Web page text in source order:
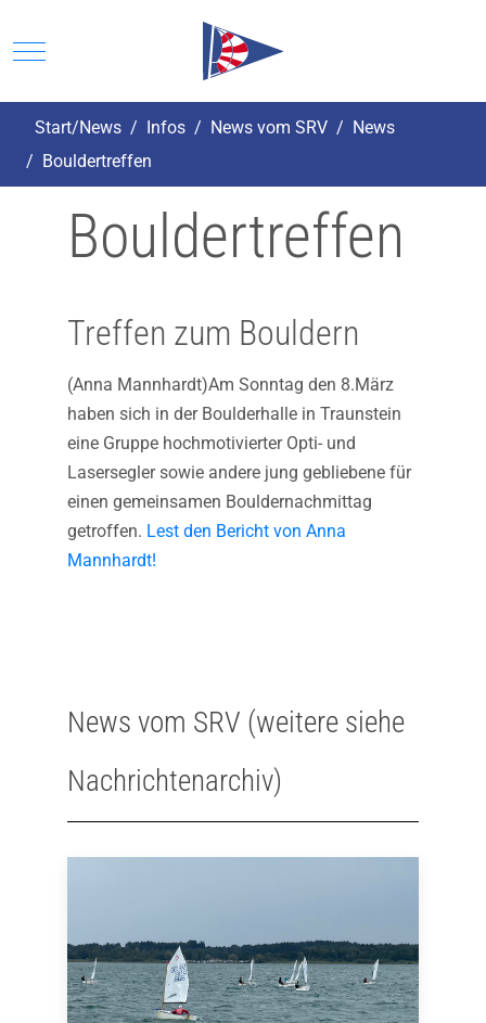
Mobile Menu Toggle
Start/News Infos News vom SRV
News
Bouldertreffen
Bouldertreffen
Treffen zum Bouldern
(Anna Mannhardt)Am Sonntag den 8.März
haben sich in der Boulderhalle in Traunstein
eine Gruppe hochmotivierter Opti- und
Lasersegler sowie andere jung gebliebene für
einen gemeinsamen Bouldernachmittag
getroffen. Lest den Bericht von Anna
Mannhardt!
News vom SRV (weitere siehe
Nachrichtenarchiv)